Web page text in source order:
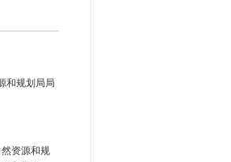
和规划局局
资源和规